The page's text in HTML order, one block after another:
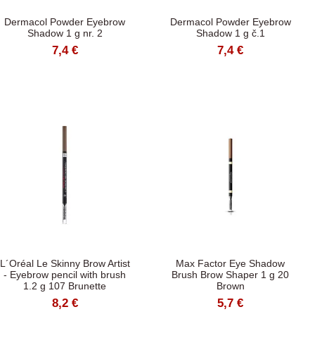
Dermacol Powder Eyebrow
Shadow 1 g nr. 2
7,4 €
Dermacol Powder Eyebrow
Shadow 1 g č.1
7,4 €
L´Oréal Le Skinny Brow Artist
- Eyebrow pencil with brush
1.2 g 107 Brunette
8,2 €
Max Factor Eye Shadow
Brush Brow Shaper 1 g 20
Brown
5,7 €